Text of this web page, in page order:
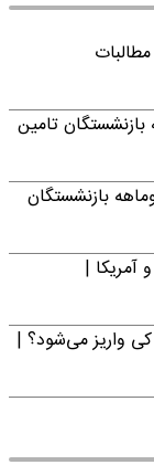
تامین
بازنشستگان
آمریکا |
واریز می‌شود؟ |